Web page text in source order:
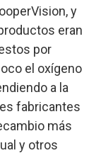
y
eran
por
el oxígeno
a la
fabricantes
más
y otros